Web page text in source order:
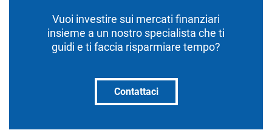
Vuoi investire sui mercati finanziari
insieme a un nostro specialista che ti
guidi e ti faccia risparmiare tempo?
Contattaci